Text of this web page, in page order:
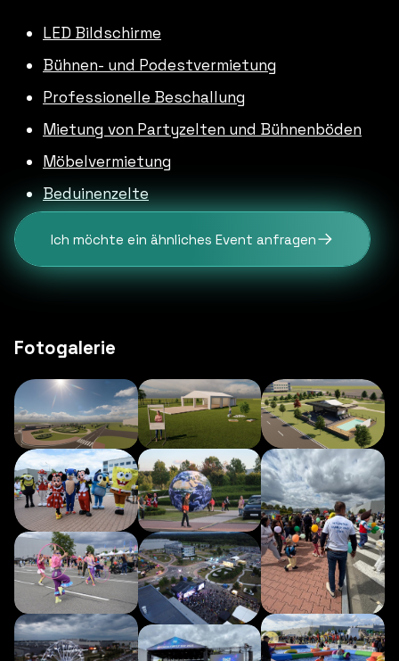
LED Bildschirme
Bühnen- und Podestvermietung
Professionelle Beschallung
Mietung von Partyzelten und Bühnenböden
Möbelvermietung
Beduinenzelte
Ich möchte ein ähnliches Event anfragen
Fotogalerie